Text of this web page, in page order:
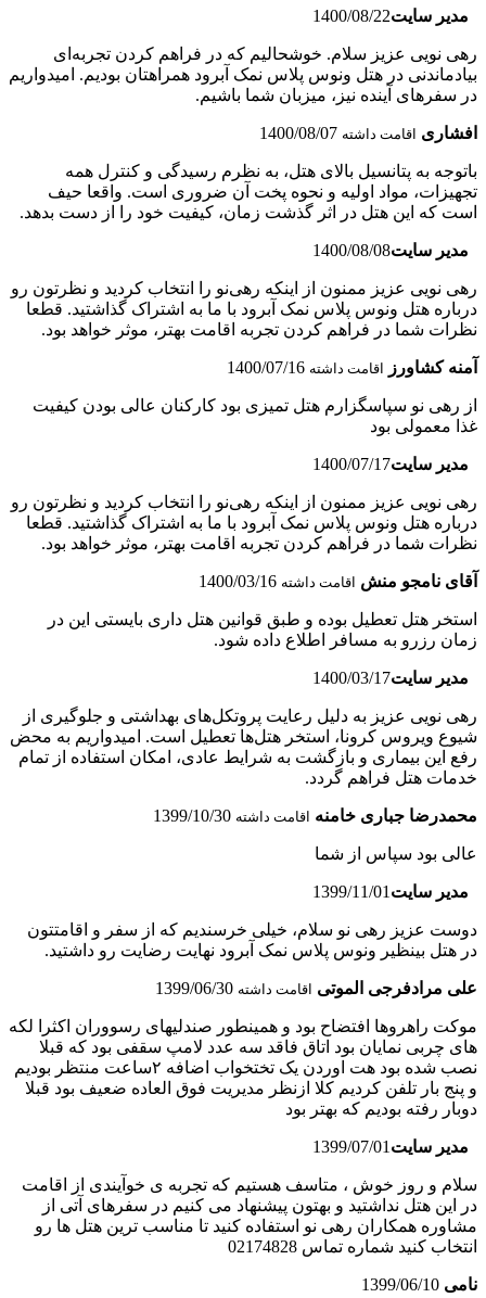
مدیر سایت1400/08/22
رهی نویی عزیز سلام. خوشحالیم که در فراهم کردن تجربه‌ای
بیادماندنی در هتل ونوس پلاس نمک آبرود همراهتان بودیم. امیدواریم
در سفرهای آینده نیز، میزبان شما باشیم.
افشاری اقامت داشته 1400/08/07
باتوجه به پتانسیل بالای هتل، به نظرم رسیدگی و کنترل همه
تجهیزات، مواد اولیه و نحوه پخت آن ضروری است. واقعا حیف
است که این هتل در اثر گذشت زمان، کیفیت خود را از دست بدهد.
مدیر سایت1400/08/08
رهی نویی عزیز ممنون از اینکه رهی‌نو را انتخاب کردید و نظرتون رو
درباره هتل ونوس پلاس نمک آبرود با ما به اشتراک گذاشتید. قطعا
نظرات شما در فراهم کردن تجربه اقامت بهتر، موثر خواهد بود.
آمنه کشاورز اقامت داشته 1400/07/16
از رهی نو سپاسگزارم هتل تمیزی بود کارکنان عالی بودن کیفیت
غذا معمولی بود
مدیر سایت1400/07/17
رهی نویی عزیز ممنون از اینکه رهی‌نو را انتخاب کردید و نظرتون رو
درباره هتل ونوس پلاس نمک آبرود با ما به اشتراک گذاشتید. قطعا
نظرات شما در فراهم کردن تجربه اقامت بهتر، موثر خواهد بود.
آقای نامجو منش اقامت داشته 1400/03/16
استخر هتل تعطیل بوده و طبق قوانین هتل داری بایستی این در
زمان رزرو به مسافر اطلاع داده شود.
مدیر سایت1400/03/17
رهی نویی عزیز به دلیل رعایت پروتکل‌های بهداشتی و جلوگیری از
شیوع ویروس کرونا، استخر هتل‌ها تعطیل است. امیدواریم به محض
رفع این بیماری و بازگشت به شرایط عادی، امکان استفاده از تمام
خدمات هتل فراهم گردد.
محمدرضا جباری خامنه اقامت داشته 1399/10/30
عالی بود سپاس از شما
مدیر سایت 1399/11/01
دوست عزیز رهی نو سلام، خیلی خرسندیم که از سفر و اقامتتون
در هتل بینظیر ونوس پلاس نمک آبرود نهایت رضایت رو داشتید.
علی مرادفرجی الموتی اقامت داشته 1399/06/30
موکت راهروها افتضاح بود و همینطور صندلیهای رسووران اکثرا لکه
های چربی نمایان بود اتاق فاقد سه عدد لامپ سقفی بود که قبلا
نصب شده بود هت اوردن یک تختخواب اضافه ٢ساعت منتظر بودیم
و پنج بار تلفن کردیم کلا ازنظر مدیریت فوق العاده ضعیف بود قبلا
دوبار رفته بودیم که بهتر بود
مدیر سایت 1399/07/01
سلام و روز خوش ، متاسف هستیم که تجربه ی خوآیندی از اقامت
در این هتل نداشتید و بهتون پیشنهاد می کنیم در سفرهای آتی از
مشاوره همکاران رهی نو استفاده کنید تا مناسب ترین هتل ها رو
انتخاب کنید شماره تماس 02174828
نامى 1399/06/10